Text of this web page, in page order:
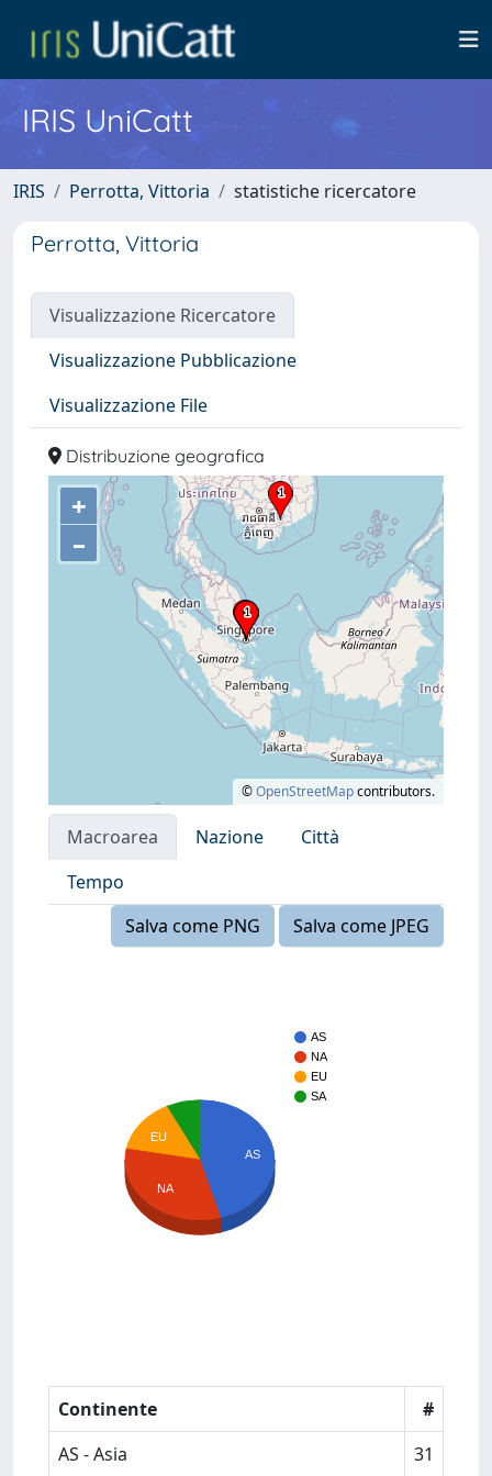
IRIS UniCatt
IRIS Perrotta, Vittoria statistiche ricercatore
Perrotta, Vittoria
Visualizzazione Ricercatore
Visualizzazione Pubblicazione
Visualizzazione File
Distribuzione geografica
+
–
©OpenStreetMapcontributors.
Macroarea Nazione
Città
Tempo
Salva come PNG
Salva come JPEG
AS
NA
EU
SA
AS
EU
NA
Continente
#
AS - Asia
31